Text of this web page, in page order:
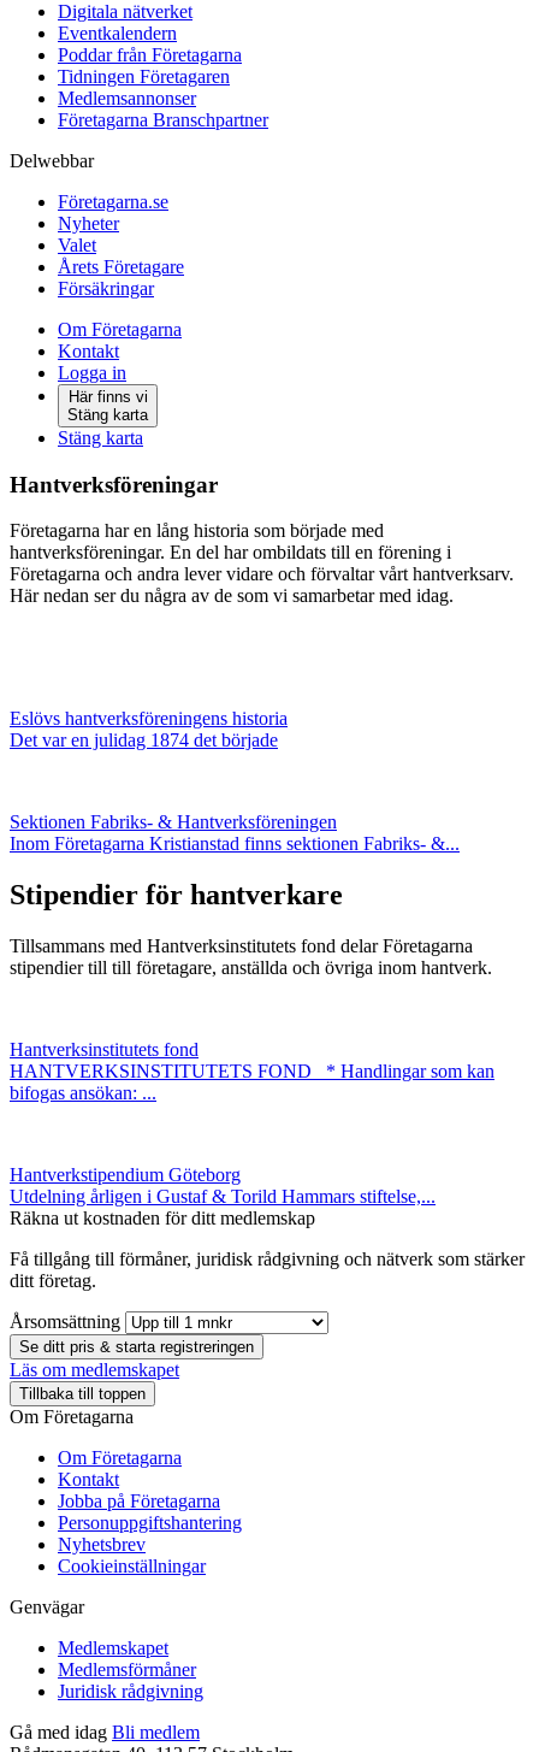
Digitala nätverket
Eventkalendern
Poddar från Företagarna
Tidningen Företagaren
Medlemsannonser
Företagarna Branschpartner
Delwebbar
Företagarna.se
Nyheter
Valet
Årets Företagare
Försäkringar
Om Företagarna
Kontakt
Logga in
Här finns vi
Stäng karta
Stäng karta
Hantverksföreningar
Företagarna har en lång historia som började med
hantverksföreningar. En del har ombildats till en förening i
Företagarna och andra lever vidare och förvaltar vårt hantverksarv.
Här nedan ser du några av de som vi samarbetar med idag.
Eslövs hantverksföreningens historia
Det var en julidag 1874 det började
Sektionen Fabriks- & Hantverksföreningen
Inom Företagarna Kristianstad finns sektionen Fabriks- &...
Stipendier för hantverkare
Tillsammans med Hantverksinstitutets fond delar Företagarna
stipendier till till företagare, anställda och övriga inom hantverk.
Hantverksinstitutets fond
HANTVERKSINSTITUTETS FOND * Handlingar som kan
bifogas ansökan: ...
Hantverkstipendium Göteborg
Utdelning årligen i Gustaf & Torild Hammars stiftelse,...
Räkna ut kostnaden för ditt medlemskap
Få tillgång till förmåner, juridisk rådgivning och nätverk som stärker
ditt företag.
Årsomsättning
Se ditt pris & starta registreringen
Läs om medlemskapet
Tillbaka till toppen
Om Företagarna
Om Företagarna
Kontakt
Jobba på Företagarna
Personuppgiftshantering
Nyhetsbrev
Cookieinställningar
Genvägar
Medlemskapet
Medlemsförmåner
Juridisk rådgivning
Gå med idag Bli medlem